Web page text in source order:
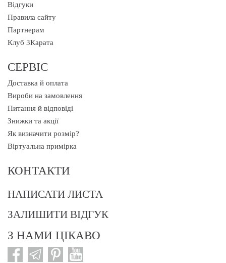
Відгуки
Правила сайту
Партнерам
Клуб 3Карата
СЕРВІС
Доставка й оплата
Вироби на замовлення
Питання й відповіді
Знижки та акції
Як визначити розмір?
Віртуальна примірка
КОНТАКТИ
НАПИСАТИ ЛИСТА
ЗАЛИШИТИ ВІДГУК
З НАМИ ЦІКАВО